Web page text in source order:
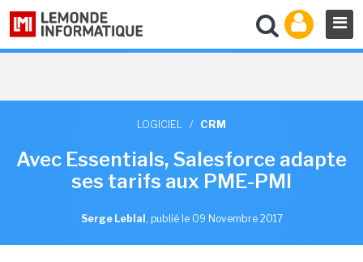
LOGICIEL / CRM
Avec Essentials, Salesforce adapte
ses tarifs aux PME-PMI
Serge Leblal , publié le 09 Novembre 2017